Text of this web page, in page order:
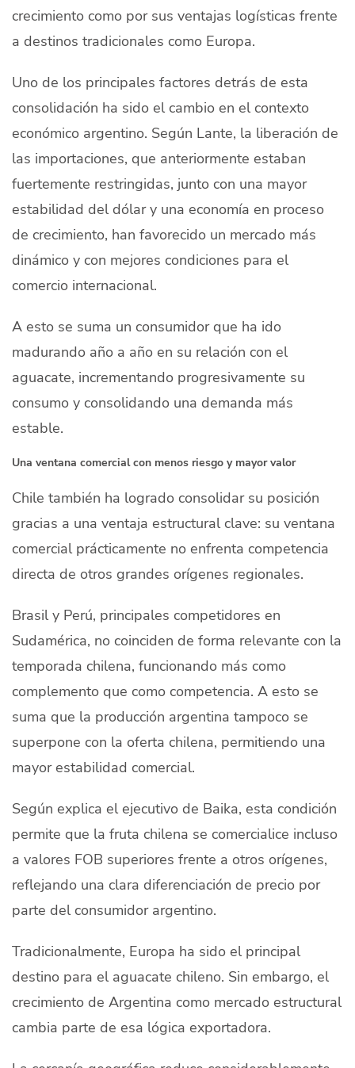
crecimiento como por sus ventajas logísticas frente
a destinos tradicionales como Europa.
Uno de los principales factores detrás de esta
consolidación ha sido el cambio en el contexto
económico argentino. Según Lante, la liberación de
las importaciones, que anteriormente estaban
fuertemente restringidas, junto con una mayor
estabilidad del dólar y una economía en proceso
de crecimiento, han favorecido un mercado más
dinámico y con mejores condiciones para el
comercio internacional.
A esto se suma un consumidor que ha ido
madurando año a año en su relación con el
aguacate, incrementando progresivamente su
consumo y consolidando una demanda más
estable.
Una ventana comercial con menos riesgo y mayor valor
Chile también ha logrado consolidar su posición
gracias a una ventaja estructural clave: su ventana
comercial prácticamente no enfrenta competencia
directa de otros grandes orígenes regionales.
Brasil y Perú, principales competidores en
Sudamérica, no coinciden de forma relevante con la
temporada chilena, funcionando más como
complemento que como competencia. A esto se
suma que la producción argentina tampoco se
superpone con la oferta chilena, permitiendo una
mayor estabilidad comercial.
Según explica el ejecutivo de Baika, esta condición
permite que la fruta chilena se comercialice incluso
a valores FOB superiores frente a otros orígenes,
reflejando una clara diferenciación de precio por
parte del consumidor argentino.
Tradicionalmente, Europa ha sido el principal
destino para el aguacate chileno. Sin embargo, el
crecimiento de Argentina como mercado estructural
cambia parte de esa lógica exportadora.